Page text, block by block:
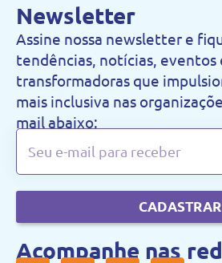
Newsletter
Assine nossa newsletter e
tendências, notícias, eventos
transformadoras que
mais inclusiva nas
mail abaixo:
CADASTRAR
Acompanhe nas